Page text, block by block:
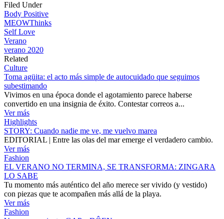
Filed Under
Body Positive
MEOWThinks
Self Love
Verano
verano 2020
Related
Culture
Toma agüita: el acto más simple de autocuidado que seguimos
subestimando
Vivimos en una época donde el agotamiento parece haberse
convertido en una insignia de éxito. Contestar correos a...
Ver más
Highlights
STORY: Cuando nadie me ve, me vuelvo marea
EDITORIAL | Entre las olas del mar emerge el verdadero cambio.
Ver más
Fashion
EL VERANO NO TERMINA, SE TRANSFORMA: ZINGARA
LO SABE
Tu momento más auténtico del año merece ser vivido (y vestido)
con piezas que te acompañen más allá de la playa.
Ver más
Fashion